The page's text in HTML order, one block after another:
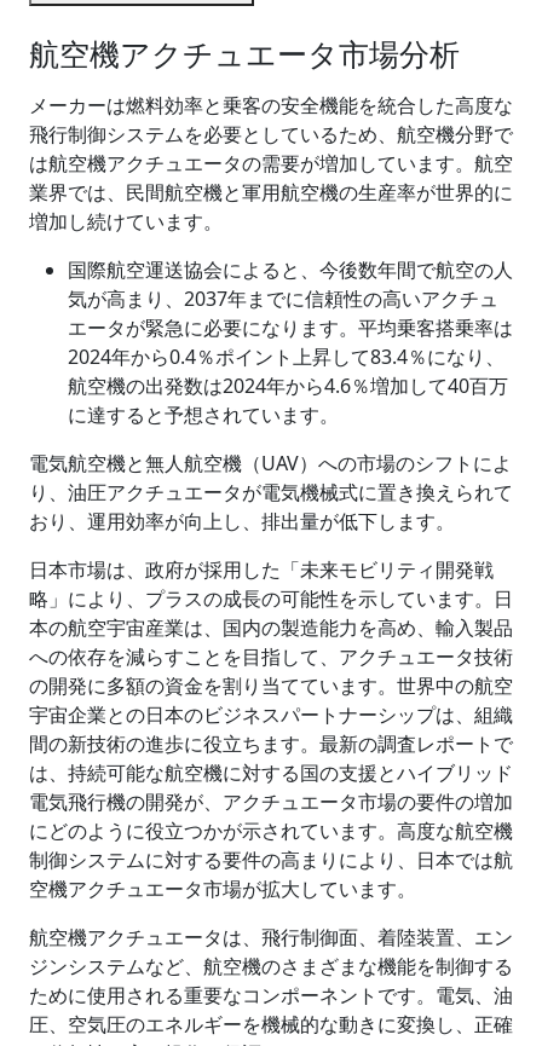
航空機アクチュエータ市場分析
メーカーは燃料効率と乗客の安全機能を統合した高度な
飛行制御システムを必要としているため、航空機分野で
は航空機アクチュエータの需要が増加しています。航空
業界では、民間航空機と軍用航空機の生産率が世界的に
増加し続けています。
国際航空運送協会によると、今後数年間で航空の人
気が高まり、2037年までに信頼性の高いアクチュ
エータが緊急に必要になります。平均乗客搭乗率は
2024年から0.4％ポイント上昇して83.4％になり、
航空機の出発数は2024年から4.6％増加して40百万
に達すると予想されています。
電気航空機と無人航空機（UAV）への市場のシフトによ
り、油圧アクチュエータが電気機械式に置き換えられて
おり、運用効率が向上し、排出量が低下します。
日本市場は、政府が採用した「未来モビリティ開発戦
略」により、プラスの成長の可能性を示しています。日
本の航空宇宙産業は、国内の製造能力を高め、輸入製品
への依存を減らすことを目指して、アクチュエータ技術
の開発に多額の資金を割り当てています。世界中の航空
宇宙企業との日本のビジネスパートナーシップは、組織
間の新技術の進歩に役立ちます。最新の調査レポートで
は、持続可能な航空機に対する国の支援とハイブリッド
電気飛行機の開発が、アクチュエータ市場の要件の増加
にどのように役立つかが示されています。高度な航空機
制御システムに対する要件の高まりにより、日本では航
空機アクチュエータ市場が拡大しています。
航空機アクチュエータは、飛行制御面、着陸装置、エン
ジンシステムなど、航空機のさまざまな機能を制御する
ために使用される重要なコンポーネントです。電気、油
圧、空気圧のエネルギーを機械的な動きに変換し、正確